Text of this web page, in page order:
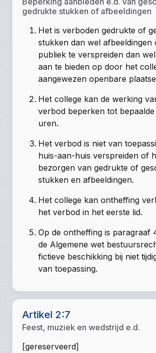
gedrukte stukken of afbeeldingen
Het is verboden gedrukte of
stukken dan wel afbeeldingen
publiek te verspreiden dan
aan te bieden op door het
aangewezen openbare
Het college kan de werking
verbod beperken tot
uren.
Het verbod is niet van
huis-aan-huis verspreiden of
bezorgen van gedrukte of
stukken en afbeeldingen.
Het college kan ontheffing
het verbod in het eerste lid.
Op de ontheffing is paragraaf
de Algemene wet
fictieve beschikking bij niet
van toepassing.
Artikel 2:7
Feest, muziek en wedstrijd e.d.
[gereserveerd]